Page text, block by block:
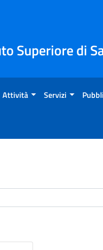
Superiore di
Attività Servizi
-